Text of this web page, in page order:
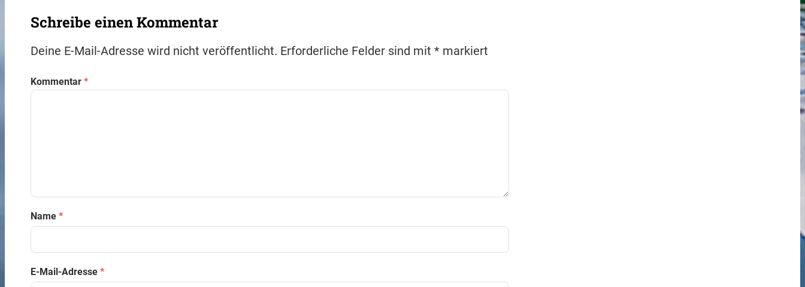
Schreibe einen Kommentar
Deine E-Mail-Adresse wird nicht veröffentlicht. Erforderliche Felder sind mit* markiert
Kommentar*
Name*
E-Mail-Adresse*